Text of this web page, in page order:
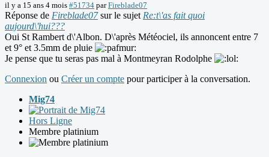
il y a 15 ans 4 mois #51734 parFireblade07
Réponse de Fireblade07sur le sujet Re:t\'as fait quoi
aujourd\'hui???
Oui St Rambert d\'Albon. D\'après Météociel, ils annoncent entre 7
et 9° et 3.5mm de pluie
Je pense que tu seras pas mal à Montmeyran Rodolphe
Connexion ou Créer un compte pour participer à la conversation.
Mig74
Hors Ligne
Membre platinium